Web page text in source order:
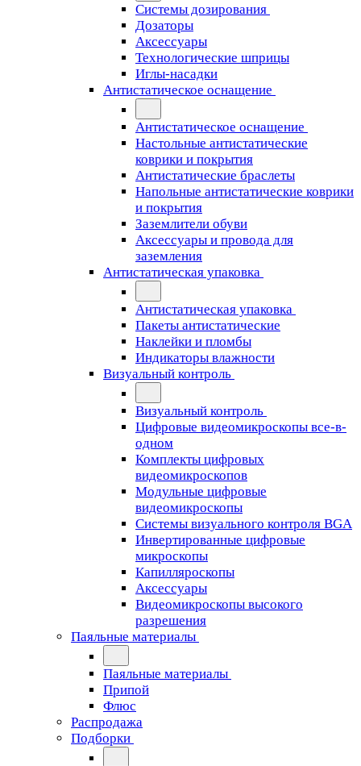
Системы дозирования
Дозаторы
Аксессуары
Технологические шприцы
Иглы-насадки
Антистатическое оснащение
Антистатическое оснащение
Настольные антистатические
коврики и покрытия
Антистатические браслеты
Напольные антистатические коврики
и покрытия
Заземлители обуви
Аксессуары и провода для
заземления
Антистатическая упаковка
Антистатическая упаковка
Пакеты антистатические
Наклейки и пломбы
Индикаторы влажности
Визуальный контроль
Визуальный контроль
Цифровые видеомикроскопы все-в-
одном
Комплекты цифровых
видеомикроскопов
Модульные цифровые
видеомикроскопы
Cистемы визуального контроля BGA
Инвертированные цифровые
микроскопы
Капилляроскопы
Аксессуары
Видеомикроскопы высокого
разрешения
Паяльные материалы
Паяльные материалы
Припой
Флюс
Распродажа
Подборки